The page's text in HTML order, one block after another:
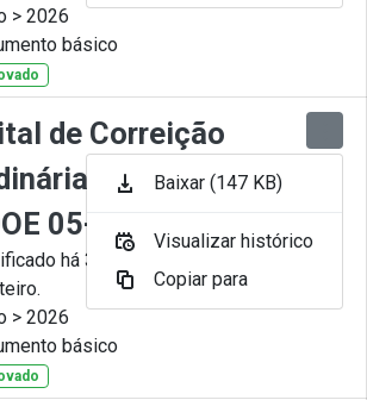
> 2026
básico
de Correição
nº 006-2026
05-05-2026
há 3 Meses por Juliana
> 2026
básico
Baixar (147 KB)
Visualizar histórico
Copiar para